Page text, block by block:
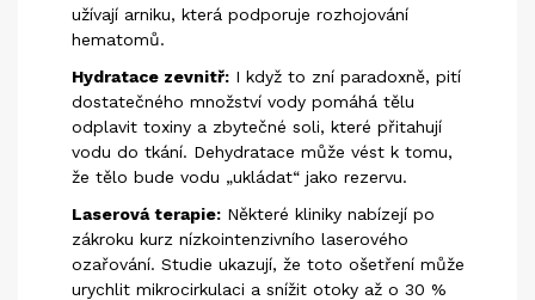
užívají arniku, která podporuje rozhojování
hematomů.
Hydratace zevnitř: I když to zní paradoxně, pití
dostatečného množství vody pomáhá tělu
odplavit toxiny a zbytečné soli, které přitahují
vodu do tkání. Dehydratace může vést k tomu,
že tělo bude vodu „ukládat“ jako rezervu.
Laserová terapie: Některé kliniky nabízejí po
zákroku kurz nízkointenzivního laserového
ozařování. Studie ukazují, že toto ošetření může
urychlit mikrocirkulaci a snížit otoky až o 30 %